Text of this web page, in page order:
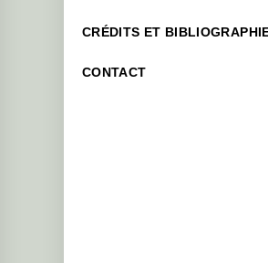
CRÉDITS ET
CONTACT